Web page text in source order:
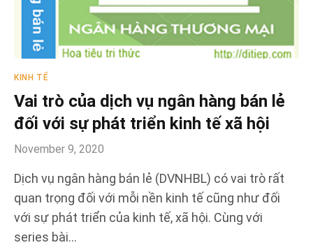
KINH TẾ
Vai trò của dịch vụ ngân hàng bán lẻ
đối với sự phát triển kinh tế xã hội
November 9, 2020
Dịch vụ ngân hàng bán lẻ (DVNHBL) có vai trò rất
quan trọng đối với mỗi nền kinh tế cũng như đối
với sự phát triển của kinh tế, xã hội. Cùng với
series bài…